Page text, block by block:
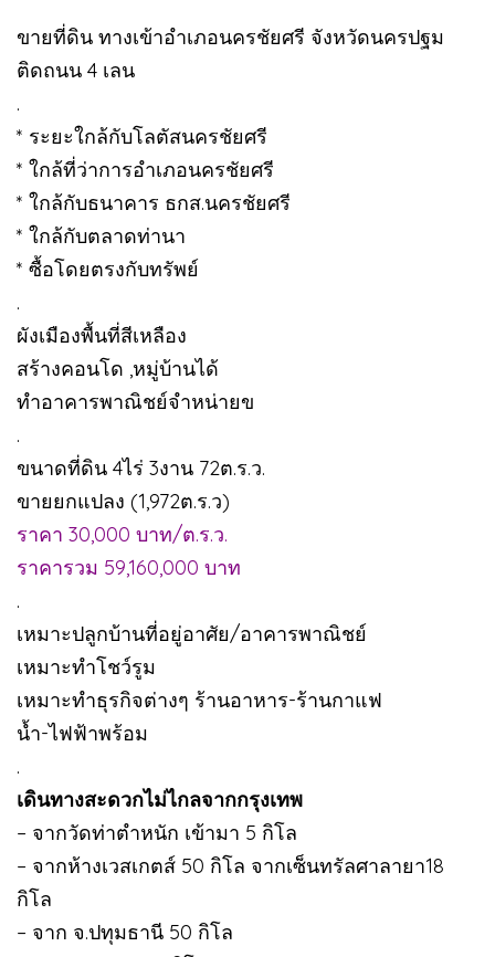
ขายที่ดิน ทางเข้าอำเภอนครชัยศรี จังหวัดนครปฐม
ติดถนน 4 เลน
.
* ระยะใกล้กับโลตัสนครชัยศรี
* ใกล้ที่ว่าการอำเภอนครชัยศรี
* ใกล้กับธนาคาร ธกส.นครชัยศรี
* ใกล้กับตลาดท่านา
* ซื้อโดยตรงกับทรัพย์
.
ผังเมืองพื้นที่สีเหลือง
สร้างคอนโด ,หมู่บ้านได้
ทำอาคารพาณิชย์จำหน่ายข
.
ขนาดที่ดิน 4ไร่ 3งาน 72ต.ร.ว.
ขายยกแปลง (1,972ต.ร.ว)
ราคา 30,000 บาท/ต.ร.ว.
ราคารวม 59,160,000 บาท
.
เหมาะปลูกบ้านที่อยู่อาศัย/อาคารพาณิชย์
เหมาะทำโชว์รูม
เหมาะทำธุรกิจต่างๆ ร้านอาหาร-ร้านกาแฟ
น้ำ-ไฟฟ้าพร้อม
.
เดินทางสะดวกไม่ไกลจากกรุงเทพ
– จากวัดท่าตำหนัก เข้ามา 5 กิโล
– จากห้างเวสเกตส์ 50 กิโล จากเซ็นทรัลศาลายา18
กิโล
– จาก จ.ปทุมธานี 50 กิโล